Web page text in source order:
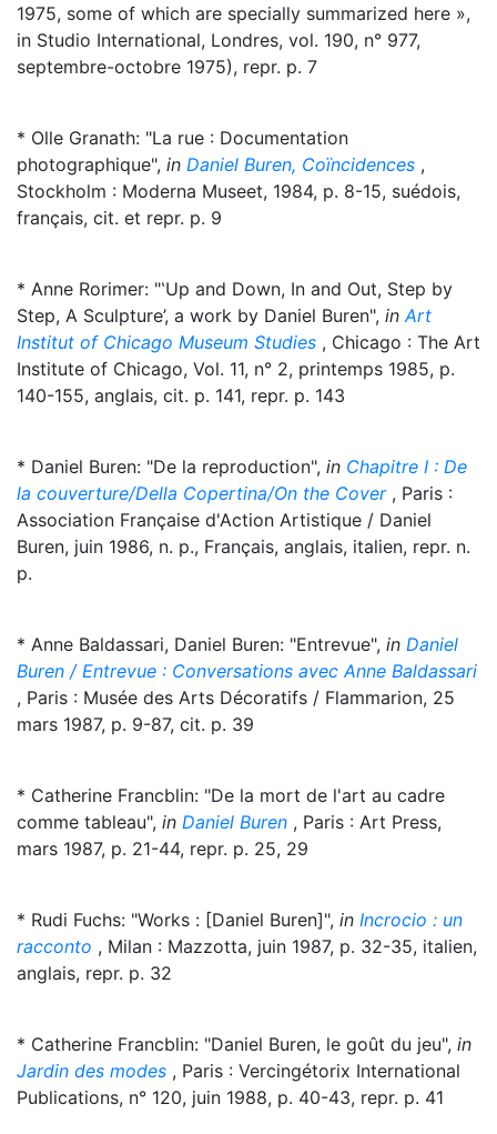
1975, some of which are specially summarized here »,
in Studio International, Londres, vol. 190, n° 977,
septembre-octobre 1975), repr. p. 7
* Olle Granath: "La rue : Documentation
photographique", in Daniel Buren, Coïncidences ,
Stockholm : Moderna Museet, 1984, p. 8-15, suédois,
français, cit. et repr. p. 9
* Anne Rorimer: "‛Up and Down, In and Out, Step by
Step, A Sculpture’, a work by Daniel Buren", in Art
Institut of Chicago Museum Studies , Chicago : The Art
Institute of Chicago, Vol. 11, n° 2, printemps 1985, p.
140-155, anglais, cit. p. 141, repr. p. 143
* Daniel Buren: "De la reproduction", in Chapitre I : De
la couverture/Della Copertina/On the Cover, Paris :
Association Française d'Action Artistique / Daniel
Buren, juin 1986, n. p., Français, anglais, italien, repr. n.
p.
* Anne Baldassari, Daniel Buren: "Entrevue", in Daniel
Buren / Entrevue : Conversations avec Anne Baldassari
, Paris : Musée des Arts Décoratifs / Flammarion, 25
mars 1987, p. 9-87, cit. p. 39
* Catherine Francblin: "De la mort de l'art au cadre
comme tableau", in Daniel Buren , Paris : Art Press,
mars 1987, p. 21-44, repr. p. 25, 29
* Rudi Fuchs: "Works : [Daniel Buren]", in Incrocio : un
racconto , Milan : Mazzotta, juin 1987, p. 32-35, italien,
anglais, repr. p. 32
* Catherine Francblin: "Daniel Buren, le goût du jeu", in
Jardin des modes , Paris : Vercingétorix International
Publications, n° 120, juin 1988, p. 40-43, repr. p. 41